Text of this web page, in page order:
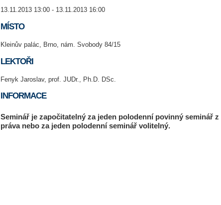
13.11.2013 13:00 - 13.11.2013 16:00
MÍSTO
Kleinův palác, Brno, nám. Svobody 84/15
LEKTOŘI
Fenyk Jaroslav, prof. JUDr., Ph.D. DSc.
INFORMACE
Seminář je započitatelný za jeden polodenní povinný seminář
práva nebo za jeden polodenní seminář volitelný.